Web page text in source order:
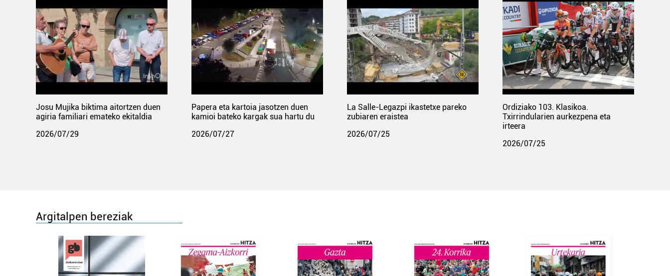
Josu Mujika biktima aitortzen duen
agiria familiari emateko ekitaldia
2026/07/29
Papera eta kartoia jasotzen duen
kamioi bateko kargak sua hartu du
2026/07/27
La Salle-Legazpi ikastetxe pareko
zubiaren eraistea
2026/07/25
Ordiziako 103. Klasikoa.
Txirrindularien aurkezpena eta
irteera
2026/07/25
Argitalpen bereziak